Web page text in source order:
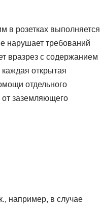
в розетках выполняется
нарушает требований
вразрез с содержанием
открытая
отдельного
от заземляющего
например, в случае